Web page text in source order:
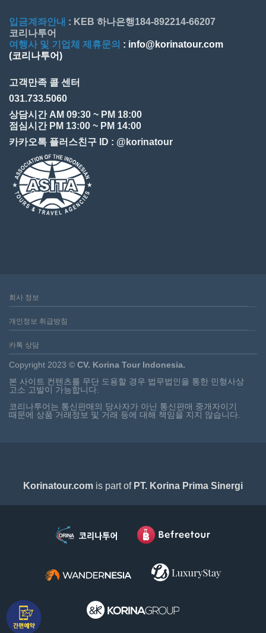
입금계좌안내 : KEB 하나은행184-892214-66207
코리나투어
여행사 및 기업체 제휴문의 : info@korinatour.com
(코리나투어)
고객만족 콜 센터
031.733.5060
상담시간 AM 09:30 ~ PM 18:00
점심시간 PM 13:00 ~ PM 14:00
카카오톡 플러스친구 ID : @korinatour
회사 정보
개인정보 취급방침
카톡 상담
Copyright 2023 © CV. Korina Tour Indonesia.
본 사이트 컨텐츠를 무단 도용할 경우 법무법인을 통한 민형사상
고소 고발이 가능합니다.
코리나투어는 통신판매의 당사자가 아닌 통신판매 중개자이기
때문에 상품 거래정보 및 거래 등에 대해 책임을 지지 않습니다.
Korinatour.com is part of PT. Korina Prima Sinergi